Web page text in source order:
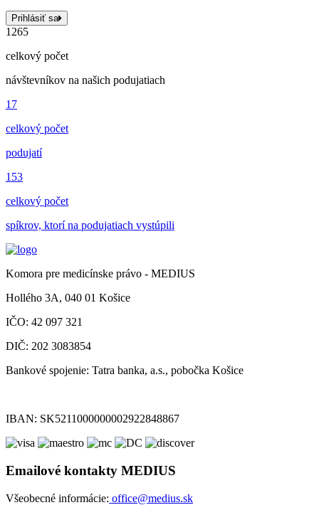
Prihlásiť sa
1265
celkový počet
návštevníkov na našich podujatiach
17
celkový počet
podujatí
153
celkový počet
spíkrov, ktorí na podujatiach vystúpili
Komora pre medicínske právo - MEDIUS
Hollého 3A, 040 01 Košice
IČO: 42 097 321
DIČ: 202 3083854
Bankové spojenie: Tatra banka, a.s., pobočka Košice
IBAN: SK5211000000002922848867
Emailové kontakty MEDIUS
Všeobecné informácie: office@medius.sk